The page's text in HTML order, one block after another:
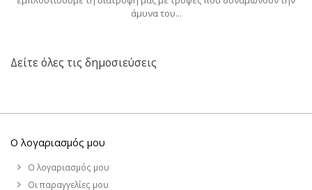
άμυνα του...
Δείτε όλες τις δημοσιεύσεις
Ο λογαριασμός μου
Ο λογαριασμός μου
Οι παραγγελίες μου